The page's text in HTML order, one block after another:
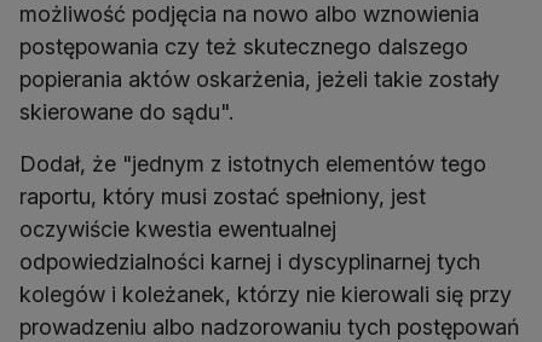
możliwość podjęcia na nowo albo wznowienia
postępowania czy też skutecznego dalszego
popierania aktów oskarżenia, jeżeli takie zostały
skierowane do sądu".
Dodał, że "jednym z istotnych elementów tego
raportu, który musi zostać spełniony, jest
oczywiście kwestia ewentualnej
odpowiedzialności karnej i dyscyplinarnej tych
kolegów i koleżanek, którzy nie kierowali się przy
prowadzeniu albo nadzorowaniu tych postępowań